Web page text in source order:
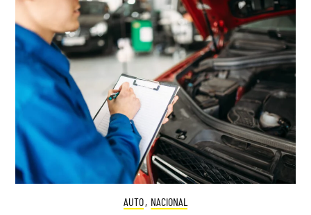
AUTO, NACIONAL